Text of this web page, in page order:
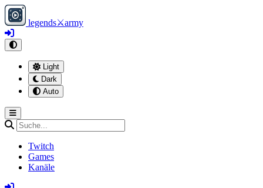
legends⚔army
Light
Dark
Auto
Twitch
Games
Kanäle